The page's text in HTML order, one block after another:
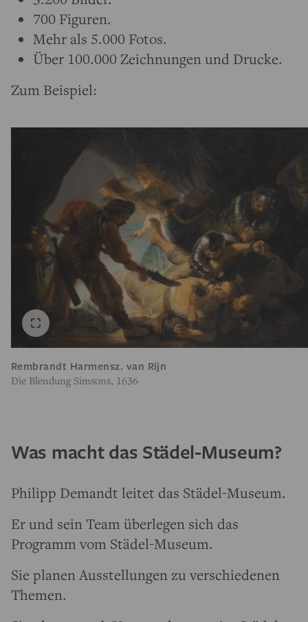
700 Figuren.
Mehr als 5.000 Fotos.
Über 100.000 Zeichnungen und Drucke.
Zum Beispiel:
Rembrandt Harmensz. van Rijn
Die Blendung Simsons, 1636
Was macht das Städel-Museum?
Philipp Demandt leitet das Städel-Museum.
Er und sein Team überlegen sich das
Programm vom Städel-Museum.
Sie planen Ausstellungen zu verschiedenen
Themen.